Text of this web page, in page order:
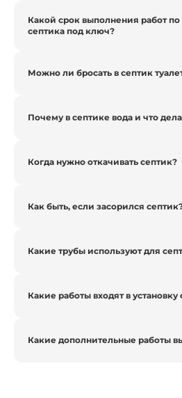
Какой срок выполнения работ по
септика под ключ?
Можно ли бросать в септик
Почему в септике вода и что
Когда нужно откачивать септик?
Как быть, если засорился
Какие трубы используют для
Какие работы входят в установку
Какие дополнительные работы